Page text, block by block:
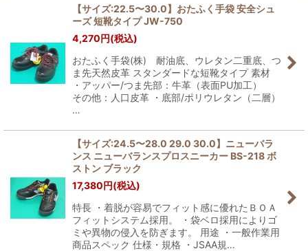
【サイズ:22.5〜30.0】おたふく手袋 安全シュ
ーズ 短靴タイプ JW-750
4,270円(税込)
おたふく手袋(株) 耐油底、ウレタン二重底、つ
ま先天然皮革 スタンダードな短靴タイプ 素材
・アッパー/つま先部：牛革（表面PU加工）
その他：人口皮革 ・底部/ポリウレタン（二層）
…
【サイズ:24.5〜28.0 29.0 30.0】ニューバラ
ンス ニューバランスプロスニーカー BS-218 ボ
ストン ブラック
17,380円(税込)
特長 ・着脱が容易でフィット感に優れたＢＯＡ
フィットシステム採用。 ・袋ベロ採用によりゴ
ミや異物の侵入を防ぎます。 用途 ・一般作業用
商品スペック 仕様・規格 ・JSAA規…